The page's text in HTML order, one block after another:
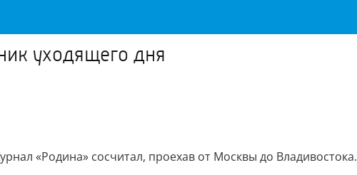
уходящего дня
«Родина» сосчитал, проехав от Москвы до Владивостока.